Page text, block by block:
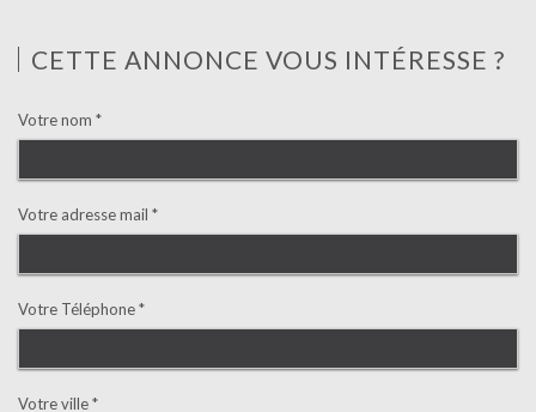
CETTE ANNONCE VOUS INTÉRESSE ?
Votre nom *
Votre adresse mail *
Votre Téléphone *
Votre ville *